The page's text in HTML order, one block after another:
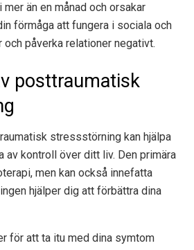
än en månad och orsakar
förmåga att fungera i sociala och
påverka relationer negativt.
posttraumatisk
stressstörning kan hjälpa
av kontroll över ditt liv. Den primära
men kan också innefatta
hjälper dig att förbättra dina
för att ta itu med dina symtom